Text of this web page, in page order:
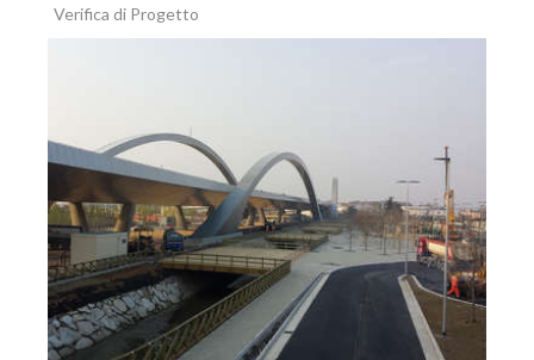
Verifica di Progetto